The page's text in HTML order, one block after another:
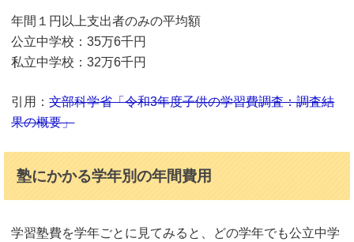
年間１円以上支出者のみの平均額
公立中学校：35万6千円
私立中学校：32万6千円
引用：文部科学省「令和3年度子供の学習費調査：調査結
果の概要」
塾にかかる学年別の年間費用
学習塾費を学年ごとに見てみると、どの学年でも公立中学